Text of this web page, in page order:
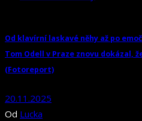
Od klavírní laskavé něhy až po
Tom Odell v Praze znovu dokázal,
(Fotoreport)
20.11.2025
Od Lucka